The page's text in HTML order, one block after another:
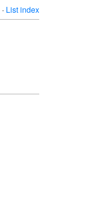
· List index